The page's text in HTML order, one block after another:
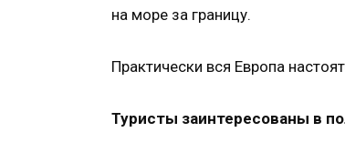
на море за границу.
Практически вся Европа
Туристы заинтересованы в